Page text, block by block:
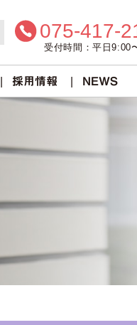
075-417-
受付時間：平日9:00
採用情報 NEWS